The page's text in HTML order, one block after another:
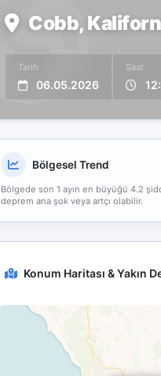
Cobb,
Tarih
06.05.2026
Saat
Bölgesel Trend
Bölgede son 1 ayın en büyüğü 4.2
deprem ana şok veya artçı olabilir.
Konum Haritası & Yakın